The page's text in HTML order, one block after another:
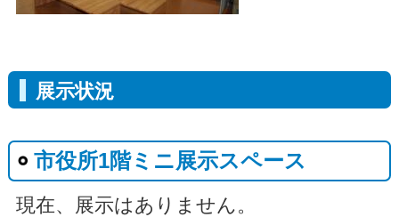
展示状況
市役所1階ミニ展示スペース
現在、展示はありません。